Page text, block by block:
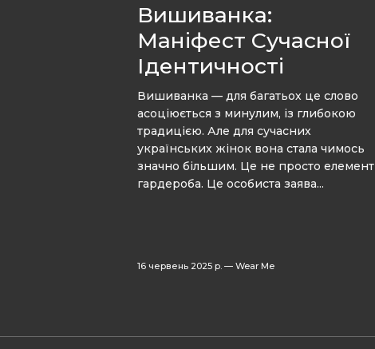
Вишиванка:
Маніфест Сучасної
Ідентичності
Вишиванка — для багатьох це слово
асоціюється з минулим, із глибокою
традицією. Але для сучасних
українських жінок вона стала чимось
значно більшим. Це не просто елемент
гардероба. Це особиста заява...
16 червень 2025 р. — Wear Me